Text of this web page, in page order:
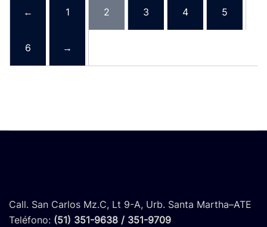
← 1 2 3 4 5
6 →
Call. San Carlos Mz.C, Lt 9-A, Urb. Santa Martha–ATE
Teléfono: (51) 351-9638 / 351-9709